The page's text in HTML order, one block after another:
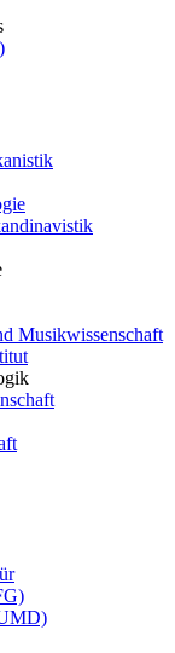
Musikwissenschaft